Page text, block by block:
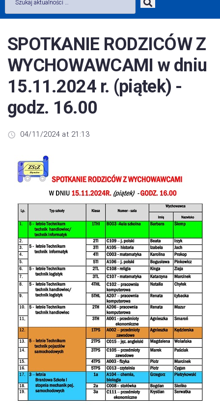
SPOTKANIE RODZICÓW Z
WYCHOWAWCAMI w dniu
15.11.2024 r. (piątek) -
godz. 16.00
04/11/2024 at 21:13